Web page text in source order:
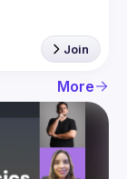
Join
More